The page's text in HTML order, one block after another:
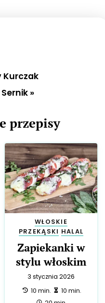
Kurczak
»
przepisy
WŁOSKIE
PRZEKĄSKI HALAL
Zapiekanki w
stylu włoskim
3 stycznia 2026
przygotowanie:
10 min. zrobienie:
10 min.